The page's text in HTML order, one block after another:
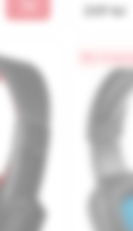
269 lei